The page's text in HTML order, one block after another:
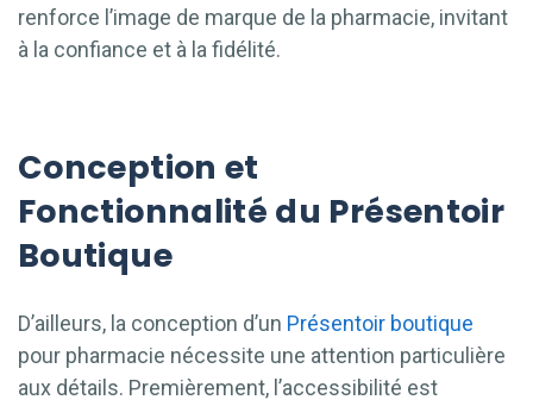
renforce l’image de marque de la pharmacie, invitant
à la confiance et à la fidélité.
Conception et
Fonctionnalité du Présentoir
Boutique
D’ailleurs, la conception d’un Présentoir boutique
pour pharmacie nécessite une attention particulière
aux détails. Premièrement, l’accessibilité est